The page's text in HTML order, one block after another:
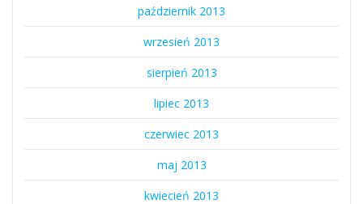
październik 2013
wrzesień 2013
sierpień 2013
lipiec 2013
czerwiec 2013
maj 2013
kwiecień 2013